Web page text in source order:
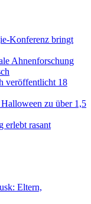
Konferenz bringt
Ahnenforschung
veröffentlicht 18
zu über 1,5
erlebt rasant
Eltern,